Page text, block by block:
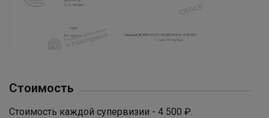
Стоимость
Стоимость каждой супервизии - 4 500 ₽.